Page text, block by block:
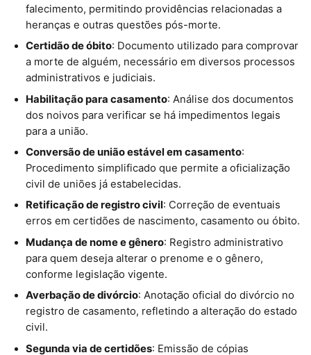
falecimento, permitindo providências relacionadas a
heranças e outras questões pós-morte.
Certidão de óbito: Documento utilizado para comprovar
a morte de alguém, necessário em diversos processos
administrativos e judiciais.
Habilitação para casamento: Análise dos documentos
dos noivos para verificar se há impedimentos legais
para a união.
Conversão de união estável em casamento:
Procedimento simplificado que permite a oficialização
civil de uniões já estabelecidas.
Retificação de registro civil: Correção de eventuais
erros em certidões de nascimento, casamento ou óbito.
Mudança de nome e gênero: Registro administrativo
para quem deseja alterar o prenome e o gênero,
conforme legislação vigente.
Averbação de divórcio: Anotação oficial do divórcio no
registro de casamento, refletindo a alteração do estado
civil.
Segunda via de certidões: Emissão de cópias